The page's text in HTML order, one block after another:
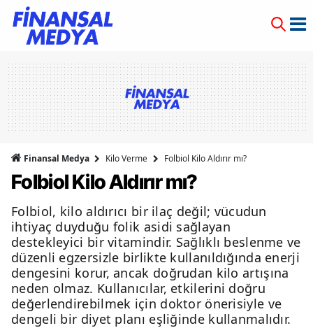
Finansal Medya Kilo Verme Folbiol Kilo Aldırır mı?
Folbiol Kilo Aldırır mı?
Folbiol, kilo aldırıcı bir ilaç değil; vücudun
ihtiyaç duyduğu folik asidi sağlayan
destekleyici bir vitamindir. Sağlıklı beslenme ve
düzenli egzersizle birlikte kullanıldığında enerji
dengesini korur, ancak doğrudan kilo artışına
neden olmaz. Kullanıcılar, etkilerini doğru
değerlendirebilmek için doktor önerisiyle ve
dengeli bir diyet planı eşliğinde kullanmalıdır.